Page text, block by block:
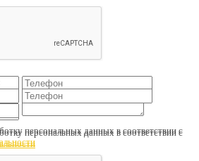
персональных данных в соответствии с
персональных данных в соответствии с